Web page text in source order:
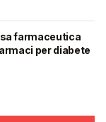
farmaceutica
per diabete